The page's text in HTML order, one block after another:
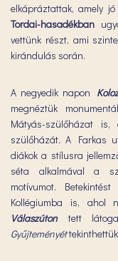
elkápráztattak, amely
Tordai-hasadékban
vettünk részt, ami
kirándulás során.
A negyedik napon
megnéztük
Mátyás-szülőházat
szülőházát. A Farkas
diákok a stílusra
séta alkalmával a
motívumot.
Kollégiumba is, ahol
Válaszúton tett
Gyűjteményét